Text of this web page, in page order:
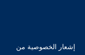
إشعار الخصوصية من